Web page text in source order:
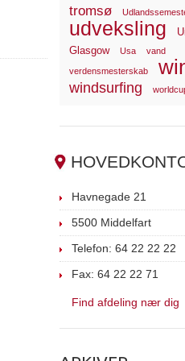
tromsø
udveksling
Glasgow
Usa vand
verdensmesterskab
windsurfing
Havnegade 21
5500 Middelfart
Telefon: 64 22 22 22
Fax: 64 22 22 71
Find afdeling nær dig